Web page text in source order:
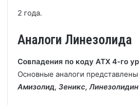
2 года.
Аналоги Линезолида
Совпадения по коду АТХ 4-го
Основные аналоги
Амизолид, Зеникс, Линезолидин